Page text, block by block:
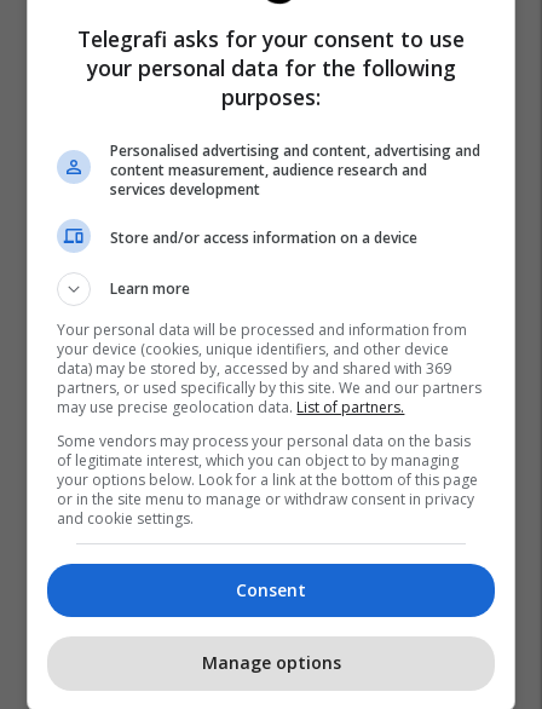
Arsimi Dual Meridian Express
Zhvillim Profesional
Pr Artikuj
Telegrafi asks for your consent to use
your personal data for the following
purposes:
Personalised advertising and content, advertising and
content measurement, audience research and
services development
Store and/or access information on a device
Learn more
Your personal data will be processed and information from
your device (cookies, unique identifiers, and other device
data) may be stored by, accessed by and shared with 369
partners, or used specifically by this site. We and our partners
may use precise geolocation data. List of partners.
Some vendors may process your personal data on the basis
of legitimate interest, which you can object to by managing
your options below. Look for a link at the bottom of this page
or in the site menu to manage or withdraw consent in privacy
and cookie settings.
Consent
Manage options